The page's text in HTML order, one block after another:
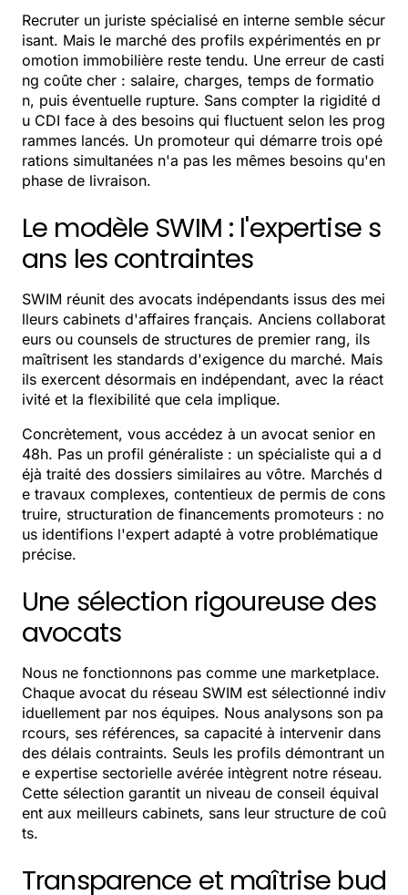
Recruter un juriste spécialisé en interne semble sécur
isant. Mais le marché des profils expérimentés en pr
omotion immobilière reste tendu. Une erreur de casti
ng coûte cher : salaire, charges, temps de formatio
n, puis éventuelle rupture. Sans compter la rigidité d
u CDI face à des besoins qui fluctuent selon les prog
rammes lancés. Un promoteur qui démarre trois opé
rations simultanées n'a pas les mêmes besoins qu'en
phase de livraison.
Le modèle SWIM : l'expertise s
ans les contraintes
SWIM réunit des avocats indépendants issus des mei
lleurs cabinets d'affaires français. Anciens collaborat
eurs ou counsels de structures de premier rang, ils
maîtrisent les standards d'exigence du marché. Mais
ils exercent désormais en indépendant, avec la réact
ivité et la flexibilité que cela implique.
Concrètement, vous accédez à un avocat senior en
48h. Pas un profil généraliste : un spécialiste qui a d
éjà traité des dossiers similaires au vôtre. Marchés d
e travaux complexes, contentieux de permis de cons
truire, structuration de financements promoteurs : no
us identifions l'expert adapté à votre problématique
précise.
Une sélection rigoureuse des
avocats
Nous ne fonctionnons pas comme une marketplace.
Chaque avocat du réseau SWIM est sélectionné indiv
iduellement par nos équipes. Nous analysons son pa
rcours, ses références, sa capacité à intervenir dans
des délais contraints. Seuls les profils démontrant un
e expertise sectorielle avérée intègrent notre réseau.
Cette sélection garantit un niveau de conseil équival
ent aux meilleurs cabinets, sans leur structure de coû
ts.
Transparence et maîtrise bud